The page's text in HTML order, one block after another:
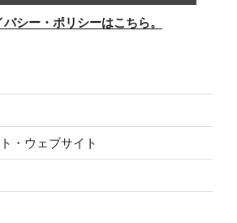
バシー・ポリシーはこちら。
・ウェブサイト